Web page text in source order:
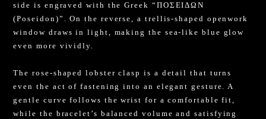
side is engraved with the Greek “ΠΟΣΕΙΔΩΝ
(Poseidon)”. On the reverse, a trellis-shaped openwork
window draws in light, making the sea-like blue glow
even more vividly.
The rose-shaped lobster clasp is a detail that turns
even the act of fastening into an elegant gesture. A
gentle curve follows the wrist for a comfortable fit,
while the bracelet’s balanced volume and satisfying